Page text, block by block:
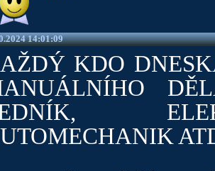
14:01:09
KDO